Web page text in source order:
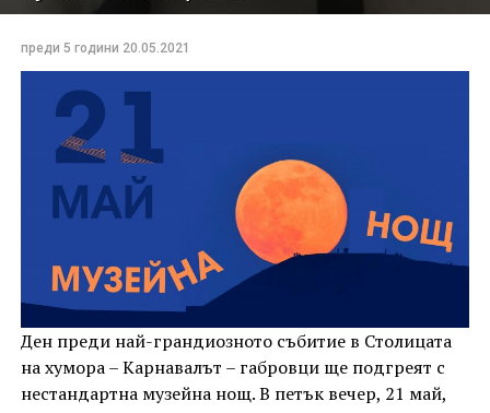
преди 5 години 20.05.2021
Ден преди най-грандиозното събитие в Столицата
на хумора – Карнавалът – габровци ще подгреят с
нестандартна музейна нощ. В петък вечер, 21 май,